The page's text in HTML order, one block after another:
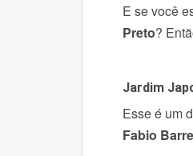
E se você
Preto?
Jardim
Esse é um
Fabio